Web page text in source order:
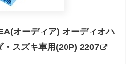
オーディア) オーディオハ
・スズキ車用(20P) 2207